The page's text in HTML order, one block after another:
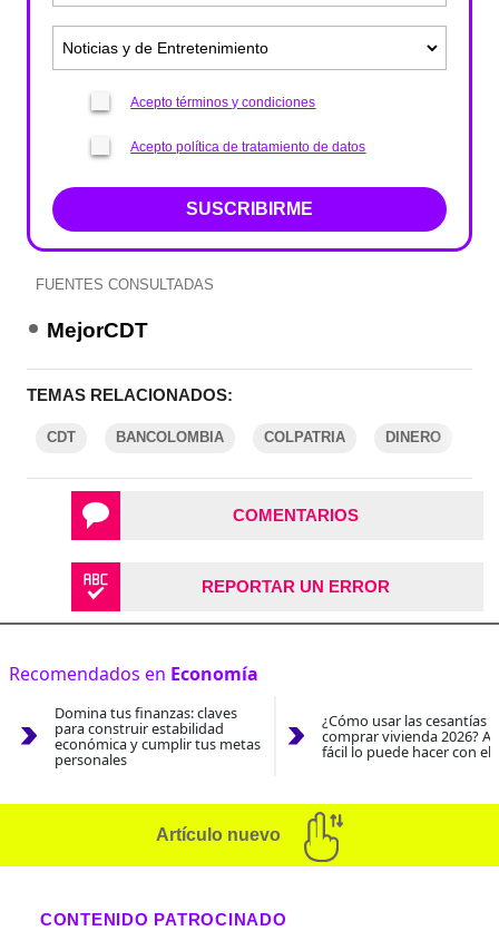
Acepto términos y condiciones
Acepto política de tratamiento de datos
SUSCRIBIRME
FUENTES CONSULTADAS
MejorCDT
TEMAS RELACIONADOS:
CDT BANCOLOMBIA COLPATRIA DINERO
COMENTARIOS
REPORTAR UN ERROR
Recomendados en Economía
Domina tus finanzas: claves
para construir estabilidad
económica y cumplir tus metas
personales
¿Cómo usar las cesantías
comprar vivienda 2026?
fácil lo puede hacer con el
Artículo nuevo
CONTENIDO PATROCINADO